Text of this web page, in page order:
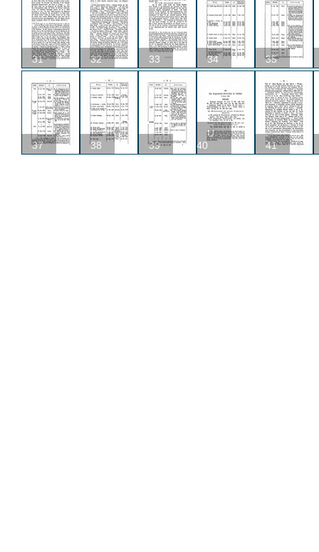
31 32 33 34 35
37 38 39
U
40
41